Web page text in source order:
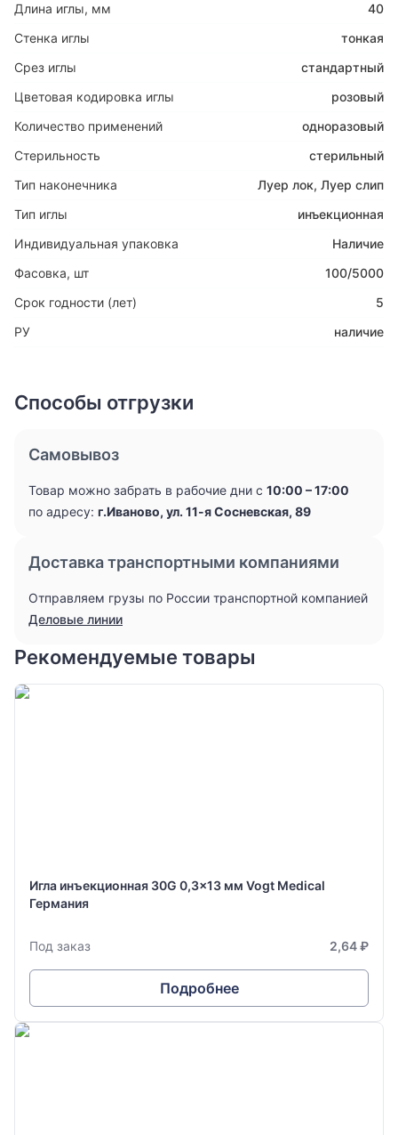
Длина иглы, мм
40
Стенка иглы
тонкая
Срез иглы
стандартный
Цветовая кодировка иглы
розовый
Количество применений
одноразовый
Стерильность
стерильный
Тип наконечника
Луер лок, Луер слип
Тип иглы
инъекционная
Индивидуальная упаковка
Наличие
Фасовка, шт
100/5000
Срок годности (лет)
5
РУ
наличие
Способы отгрузки
Самовывоз
Товар можно забрать в рабочие дни с 10:00 – 17:00
по адресу: г.Иваново, ул. 11-я Сосневская, 89
Доставка транспортными компаниями
Отправляем грузы по России транспортной компанией
Деловые линии
Рекомендуемые товары
Игла инъекционная 30G 0,3x13 мм Vogt Medical
Германия
Под заказ 2,64 ₽
Подробнее